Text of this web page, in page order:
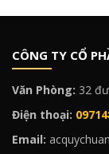
CÔNG TY CỔ
Văn Phòng: 32
Điện thoại:
Email: